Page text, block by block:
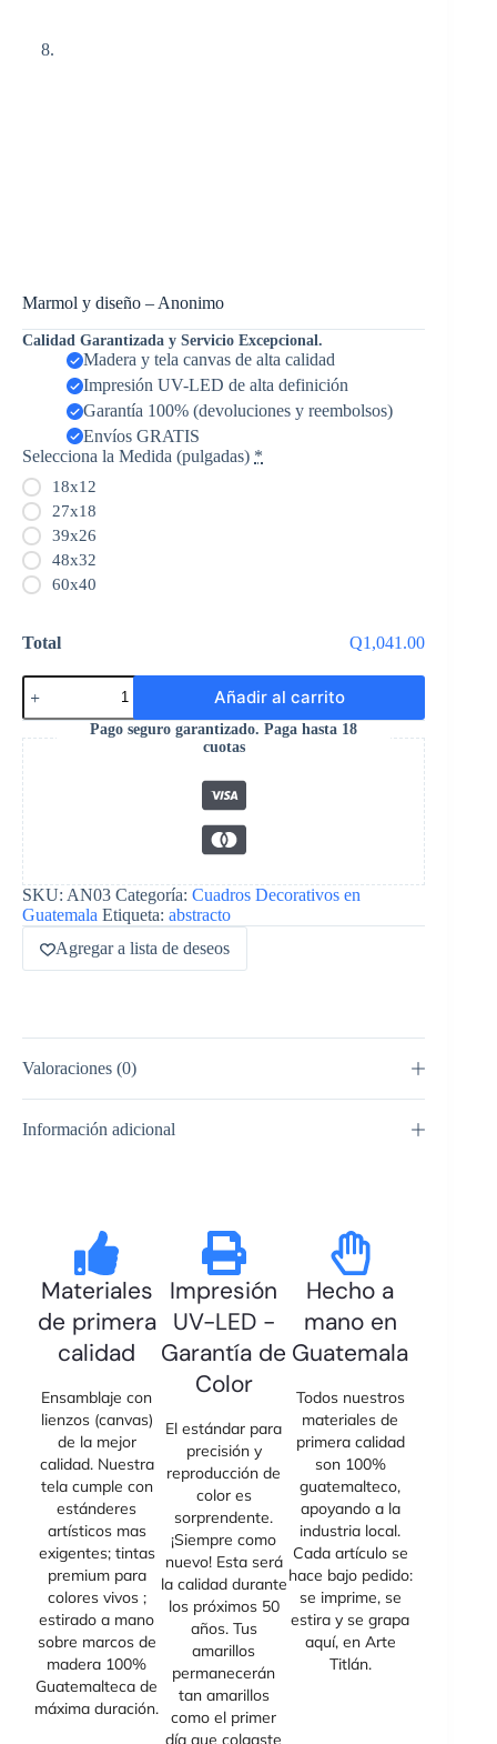
Marmol y diseño – Anonimo
Calidad Garantizada y Servicio Excepcional.
Madera y tela canvas de alta calidad
Impresión UV-LED de alta definición
Garantía 100% (devoluciones y reembolsos)
Envíos GRATIS
Selecciona la Medida (pulgadas) *
18x12
27x18
39x26
48x32
60x40
Total Q1,041.00
Añadir al carrito
Pago seguro garantizado. Paga hasta 18
cuotas
SKU: AN03 Categoría: Cuadros Decorativos en
Guatemala Etiqueta: abstracto
Agregar a lista de deseos
Valoraciones (0)
Información adicional
Materiales
de primera
calidad
Ensamblaje con
lienzos (canvas)
de la mejor
calidad. Nuestra
tela cumple con
estánderes
artísticos mas
exigentes; tintas
premium para
colores vivos ;
estirado a mano
sobre marcos de
madera 100%
Guatemalteca de
máxima duración.
Impresión
UV-LED -
Garantía de
Color
El estándar para
precisión y
reproducción de
color es
sorprendente.
¡Siempre como
nuevo! Esta será
la calidad durante
los próximos 50
años. Tus
amarillos
permanecerán
tan amarillos
como el primer
día que colgaste
Hecho a
mano en
Guatemala
Todos nuestros
materiales de
primera calidad
son 100%
guatemalteco,
apoyando a la
industria local.
Cada artículo se
hace bajo pedido:
se imprime, se
estira y se grapa
aquí, en Arte
Titlán.